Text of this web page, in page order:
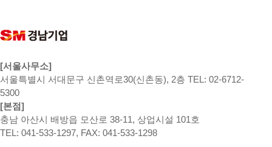
[서울사무소]
서울특별시 서대문구 신촌역로30(신촌동), 2층 TEL: 02-6712-
5300
[본점]
충남 아산시 배방읍 모산로 38-11, 상업시설 101호
TEL: 041-533-1297, FAX: 041-533-1298